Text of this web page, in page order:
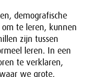
demografische
te leren, kunnen
zijn tussen
leren. In een
te verklaren,
we grote,